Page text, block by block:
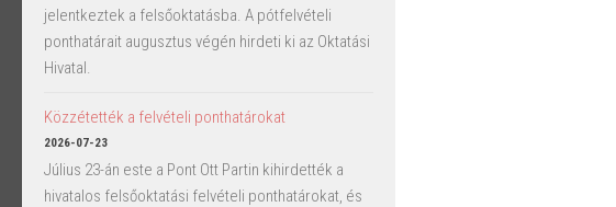
jelentkeztek a felsőoktatásba. A pótfelvételi
ponthatárait augusztus végén hirdeti ki az Oktatási
Hivatal.
Közzétették a felvételi ponthatárokat
2026-07-23
Július 23-án este a Pont Ott Partin kihirdették a
hivatalos felsőoktatási felvételi ponthatárokat, és